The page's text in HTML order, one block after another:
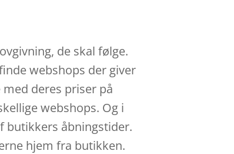
de skal følge.
webshops der giver
deres priser på
webshops. Og i
butikkers åbningstider.
hjem fra butikken.